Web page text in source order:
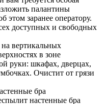
палантины
этом заранее оператору.
доступных и свободных
вертикальных
в зоне
руки: шкафах, дверцах,
Очистит от грязи
бра
настенные бра